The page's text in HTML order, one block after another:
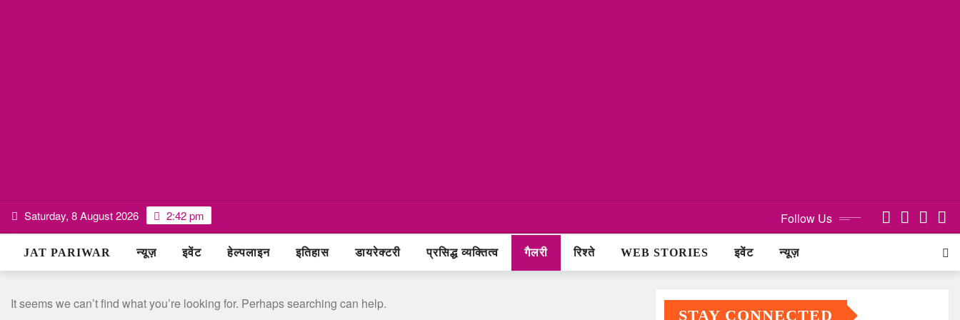
Skip
content
Saturday, 8 August 2026 2:42 pm Follow Us
JAT PARIWAR न्यूज़ इवेंट हेल्पलाइन इतिहास डायरेक्टरी प्रसिद्ध व्यक्तित्व गैलरी रिश्ते WEB STORIES इवेंट न्यूज़
It seems we can’t find what you’re looking for. Perhaps searching can help.
STAY CONNECTED